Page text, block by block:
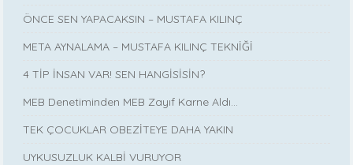
ÖNCE SEN YAPACAKSIN – MUSTAFA KILINÇ
META AYNALAMA – MUSTAFA KILINÇ TEKNİĞİ
4 TİP İNSAN VAR! SEN HANGİSİSİN?
MEB Denetiminden MEB Zayıf Karne Aldı…
TEK ÇOCUKLAR OBEZİTEYE DAHA YAKIN
UYKUSUZLUK KALBİ VURUYOR